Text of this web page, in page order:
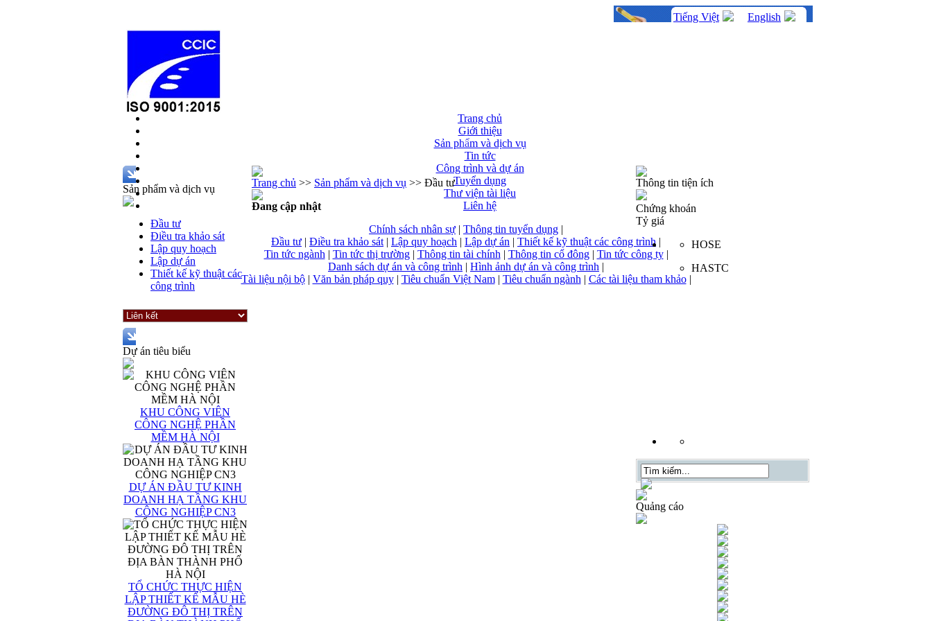
English
Tiếng Việt
Trang chủ
Giới thiệu
Sản phẩm và dịch vụ
Tin tức
Công trình và dự án
Tuyển dụng
Thư viện tài liệu
Liên hệ
Chính sách nhân sự | Thông tin tuyển dụng |
Đầu tư | Điều tra khảo sát | Lập quy hoạch | Lập dự án | Thiết kế kỹ thuật các công trình |
Tin tức ngành | Tin tức thị trường| Thông tin tài chính | Thông tin cổ đông| Tin tức công ty|
Danh sách dự án và công trình | Hình ảnh dự án và công trình |
Tài liệu nội bộ| Văn bản pháp quy| Tiêu chuẩn Việt Nam| Tiêu chuẩn ngành | Các tài liệu tham khảo|
Sản phẩm và dịch vụ
Đầu tư
Điều tra khảo sát
Lập quy hoạch
Lập dự án
Thiết kế kỹ thuật các
công trình
Dự án tiêu biểu
KHU CÔNG VIÊN
CÔNG NGHỆ PHẦN
MỀM HÀ NỘI
DỰ ÁN ĐẦU TƯ KINH
DOANH HẠ TẦNG KHU
CÔNG NGHIỆP CN3
TỔ CHỨC THỰC HIỆN
LẬP THIẾT KẾ MẪU HÈ
ĐƯỜNG ĐÔ THỊ TRÊN
Trang chủ >> Sản phẩm và dịch vụ >> Đầu tư
Đang cập nhật
Thông tin tiện ích
Chứng khoán
Tỷ giá
HOSE
HASTC
Quảng cáo